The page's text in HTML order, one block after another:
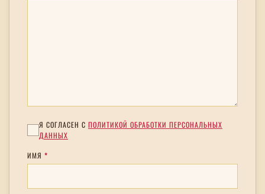
Я СОГЛАСЕН С ПОЛИТИКОЙ ОБРАБОТКИ ПЕРСОНАЛЬНЫХ
ДАННЫХ
ИМЯ *